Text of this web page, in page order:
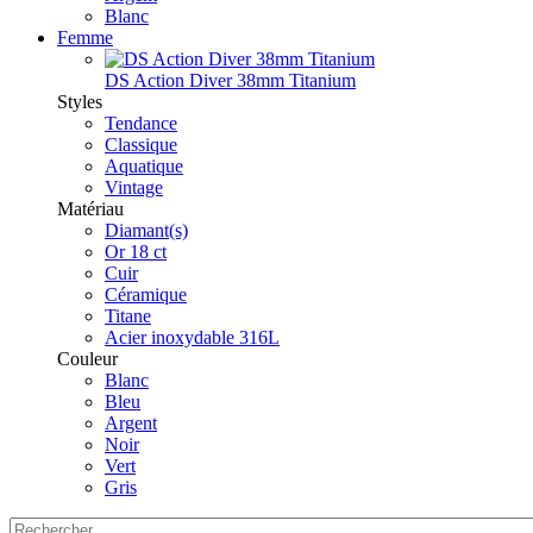
Blanc
Femme
DS Action Diver 38mm Titanium
Styles
Tendance
Classique
Aquatique
Vintage
Matériau
Diamant(s)
Or 18 ct
Cuir
Céramique
Titane
Acier inoxydable 316L
Couleur
Blanc
Bleu
Argent
Noir
Vert
Gris